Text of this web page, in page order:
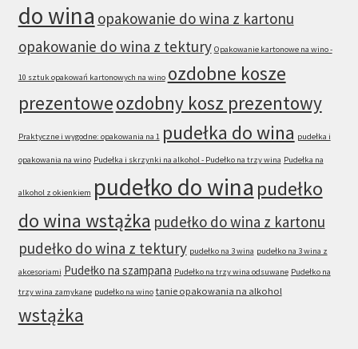
do wina opakowanie do wina z kartonu
opakowanie do wina z tektury Opakowanie kartonowe na wino -
10 sztuk opakowań kartonowych na wino ozdobne kosze
prezentoweozdobny kosz prezentowy
Praktyczne i wygodne: opakowania na 1 pudełka do wina pudełka i
opakowania na wino Pudełka i skrzynki na alkohol - Pudełko na trzy wina Pudełka na
alkohol z okienkiem pudełko do wina pudełko
do wina wstążka pudełko do wina z kartonu
pudełko do wina z tektury pudełko na 3 wina pudełko na 3 wina z
akcesoriami Pudełko na szampana Pudełko na trzy wina odsuwane Pudełko na
trzy wina zamykane pudełko na wino tanie opakowania na alkohol
wstążka